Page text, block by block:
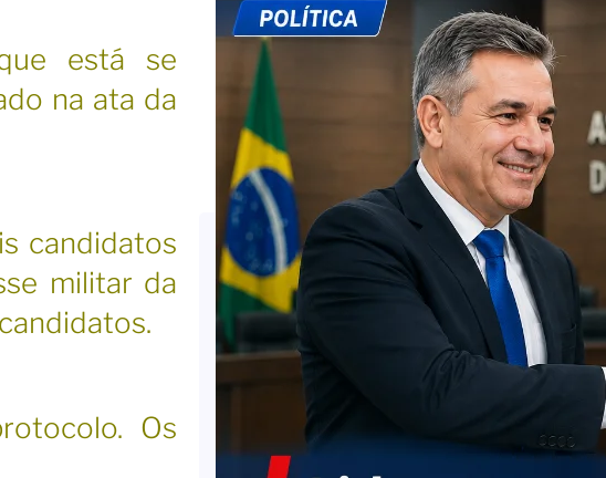
está se
na ata da
candidatos
militar da
Os